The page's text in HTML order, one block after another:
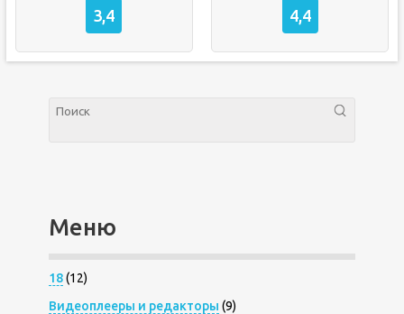
3,4 4,4
Меню
18(12)
Видеоплееры и редакторы (9)